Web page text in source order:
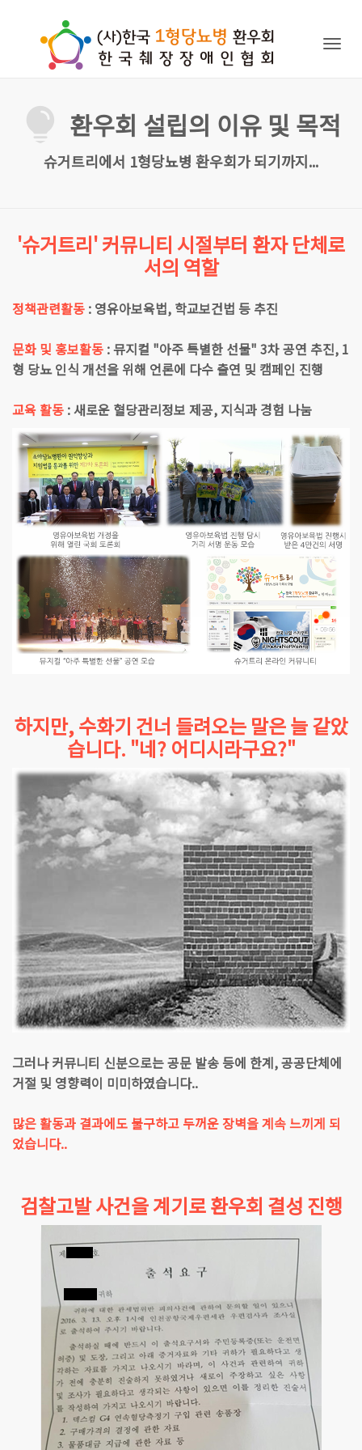
환우회 설립의 이유 및 목적
슈거트리에서 1형당뇨병 환우회가 되기까지...
'슈거트리' 커뮤니티 시절부터 환자 단체로
서의 역할
정책관련활동 : 영유아보육법, 학교보건법 등 추진
문화 및 홍보활동 : 뮤지컬 "아주 특별한 선물" 3차 공연 추진, 1
형 당뇨 인식 개선을 위해 언론에 다수 출연 및 캠페인 진행
교육 활동 : 새로운 혈당관리정보 제공, 지식과 경험 나눔
하지만, 수화기 건너 들려오는 말은 늘 같았
습니다. "네? 어디시라구요?"
그러나 커뮤니티 신분으로는 공문 발송 등에 한계, 공공단체에
거절 및 영향력이 미미하였습니다..
많은 활동과 결과에도 불구하고 두꺼운 장벽을 계속 느끼게 되
었습니다..
검찰고발 사건을 계기로 환우회 결성 진행